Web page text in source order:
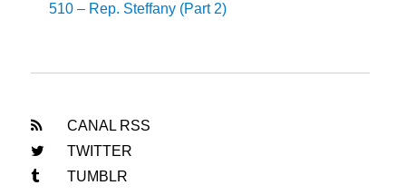
510 – Rep. Steffany (Part 2)
CANAL RSS
TWITTER
TUMBLR